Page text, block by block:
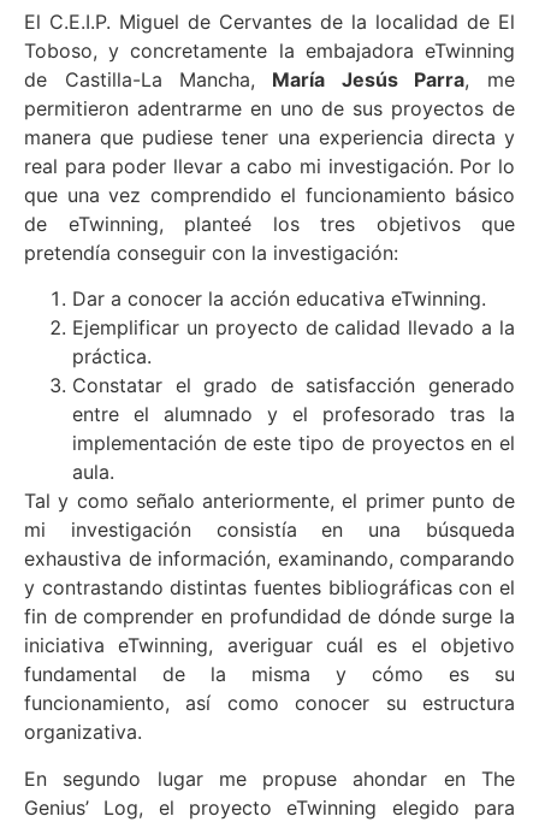
El C.E.I.P. Miguel de Cervantes de la localidad de El
Toboso, y concretamente la embajadora eTwinning
de Castilla-La Mancha, María Jesús Parra, me
permitieron adentrarme en uno de sus proyectos de
manera que pudiese tener una experiencia directa y
real para poder llevar a cabo mi investigación. Por lo
que una vez comprendido el funcionamiento básico
de eTwinning, planteé los tres objetivos que
pretendía conseguir con la investigación:
Dar a conocer la acción educativa eTwinning.
Ejemplificar un proyecto de calidad llevado a la
práctica.
Constatar el grado de satisfacción generado
entre el alumnado y el profesorado tras la
implementación de este tipo de proyectos en el
aula.
Tal y como señalo anteriormente, el primer punto de
mi investigación consistía en una búsqueda
exhaustiva de información, examinando, comparando
y contrastando distintas fuentes bibliográficas con el
fin de comprender en profundidad de dónde surge la
iniciativa eTwinning, averiguar cuál es el objetivo
fundamental de la misma y cómo es su
funcionamiento, así como conocer su estructura
organizativa.
En segundo lugar me propuse ahondar en The
Genius’ Log, el proyecto eTwinning elegido para